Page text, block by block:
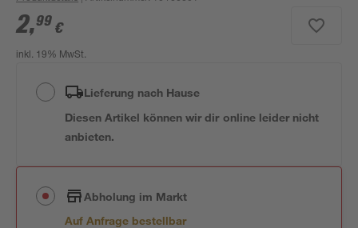
2,99 €
inkl. 19% MwSt.
Lieferung nach Hause
Diesen Artikel können wir dir online leider nicht
anbieten.
Abholung im Markt
Auf Anfrage bestellbar